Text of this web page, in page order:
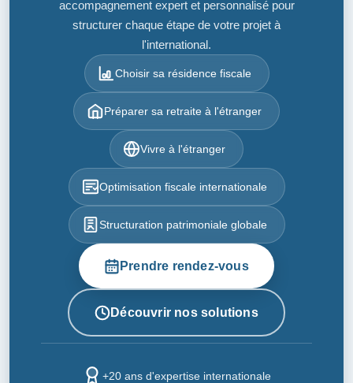
accompagnement expert et personnalisé pour
structurer chaque étape de votre projet à
l'international.
Choisir sa résidence fiscale
Préparer sa retraite à l'étranger
Vivre à l'étranger
Optimisation fiscale internationale
Structuration patrimoniale globale
Prendre rendez-vous
Découvrir nos solutions
+20 ans d'expertise internationale